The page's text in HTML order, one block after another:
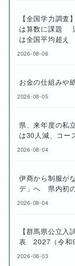
【全国学力調
は算数に課題
は全国平均超え
2026-08-06
お金の仕組みや
2026-08-05
県、来年度の私
は30人減、コー
2026-08-04
伊商から制服が
デ」へ 県内初
2026-08-04
【群馬県公立
表 2027（令和9
2026-08-03